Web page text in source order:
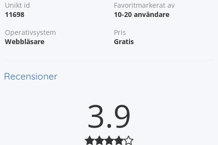
Unikt id
11698
Favoritmarkerat av
10-20 användare
Operativsystem
Webbläsare
Pris
Gratis
Recensioner
3.9